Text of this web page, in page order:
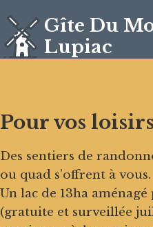
to
content
Gîte Du
Lupiac
Pour vos
Des sentiers de
ou quad s’offrent à vous.
Un lac de 13ha
(gratuite et surveillée